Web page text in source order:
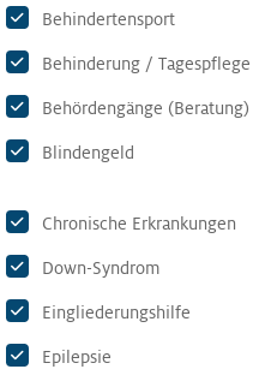
Behindertensport
Behinderung / Tagespflege
Behördengänge (Beratung)
Blindengeld
Chronische Erkrankungen
Down-Syndrom
Eingliederungshilfe
Epilepsie